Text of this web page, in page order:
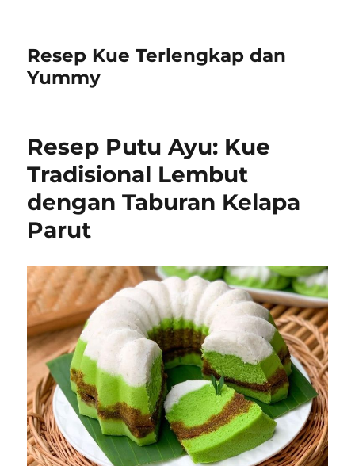
Resep Kue Terlengkap dan
Yummy
Resep Putu Ayu: Kue
Tradisional Lembut
dengan Taburan Kelapa
Parut